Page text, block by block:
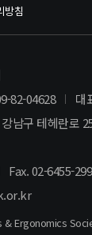
방침
82-04628
대
남구 테헤란로
Fax. 02-6455-
& Ergonomics